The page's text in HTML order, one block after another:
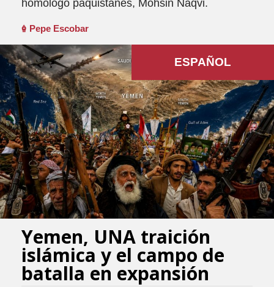
homólogo paquistanês, Mohsin Naqvi.
Pepe Escobar
ESPAÑOL
Yemen, UNA traición
islámica y el campo de
batalla en expansión